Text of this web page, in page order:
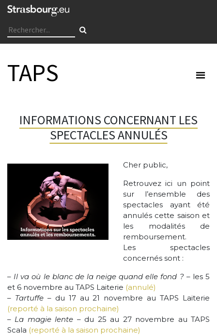
TAPS
INFORMATIONS CONCERNANT LES
SPECTACLES ANNULÉS
Cher public,
Retrouvez ici un point
sur l’ensemble des
spectacles ayant été
annulés cette saison et
les modalités de
remboursement.
Les spectacles
concernés sont :
– Il va où le blanc de la neige quand elle fond ?– les 5
et 6 novembre au TAPS Laiterie (annulé)
– Tartuffe– du 17 au 21 novembre au TAPS Laiterie
(reporté à la saison prochaine)
– La magie lente – du 25 au 27 novembre au TAPS
Scala (reporté à la saison prochaine)